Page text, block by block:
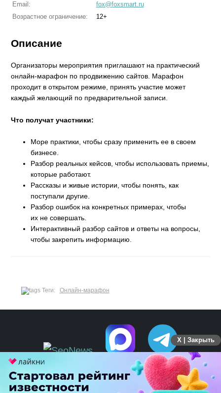
Email:
fox@foxsmart.ru
Возрастное ограничение:
12+
Описание
Организаторы мероприятия приглашают на практический
онлайн-марафон по продвижению сайтов. Марафон
проходит в открытом режиме, принять участие может
каждый желающий по предварительной записи.
Что получат участники:
Море практики, чтобы сразу применить ее в своем
бизнесе.
Разбор реальных кейсов, чтобы использовать приемы,
которые работают.
Рассказы и живые истории, чтобы понять, как
поступали другие.
Разбор ошибок на конкретных примерах, чтобы
их не совершать.
Интерактивный разбор сайтов и ответы на вопросы,
чтобы закрепить информацию.
Теги: Онлайн-марафон
X | Закрыть
ПЕРЕЙТИ НА ПОЛНУЮ ВЕРСИЮ
© SEOnews.ru Все права защищены. 2026